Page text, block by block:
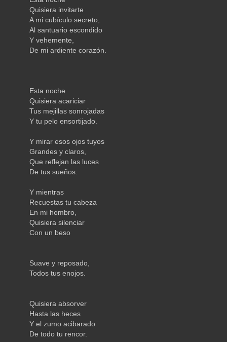
Quisiera invitarte
A mi cubículo secreto,
Al santuario escondido
Y vehemente,
De mi ardiente corazón.
Esta noche
Quisiera acariciar
Tus mejillas sonrojadas
Y tu pelo ensortijado.
Y mirar esos ojos tuyos
Grandes y claros,
Que reflejan las luces
De tus sueños.
Y mientras
Recuestas tu cabeza
En mi hombro,
Quisiera silenciar
Con un beso
Suave y reposado,
Todos tus enojos.
Quisiera absorver
Hasta las heces
Y el zumo acibarado
De todo tu rencor.